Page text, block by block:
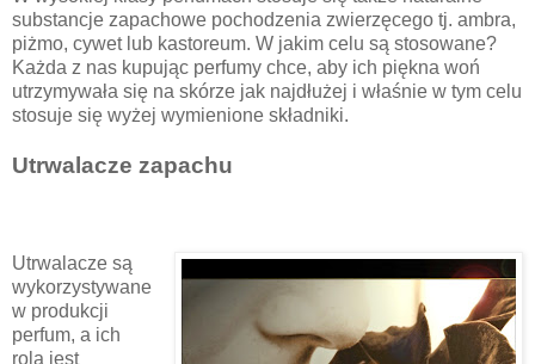
substancje zapachowe pochodzenia zwierzęcego tj. ambra,
piżmo, cywet lub kastoreum. W jakim celu są stosowane?
Każda z nas kupując perfumy chce, aby ich piękna woń
utrzymywała się na skórze jak najdłużej i właśnie w tym celu
stosuje się wyżej wymienione składniki.
Utrwalacze zapachu
Utrwalacze są
wykorzystywane
w produkcji
perfum, a ich
rolą jest